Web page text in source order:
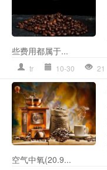
些费用都属于...
tr 10-30 21
空气中氧(20.9...